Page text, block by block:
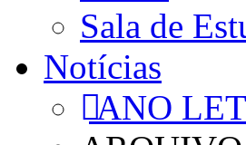
Sala de
Notícias
ANO